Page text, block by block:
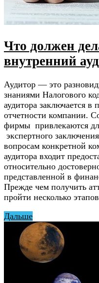
Что должен
внутренний
Аудитор — это
знаниями Налогового
аудитора заключается в
отчетности компании.
фирмы привлекаются
экспертного
вопросам конкретной
аудитора входит
относительно
представленной в
Прежде чем получить
пройти несколько
Дальше